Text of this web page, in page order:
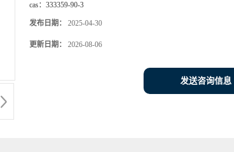
cas： 333359-90-3
发布日期： 2025-04-30
更新日期： 2026-08-06
发送咨询信息